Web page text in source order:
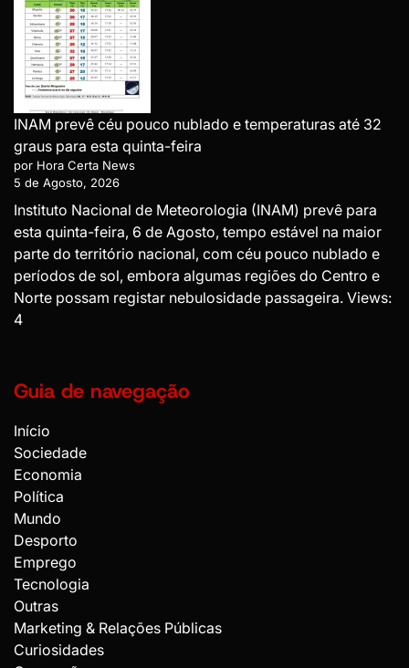
INAM prevê céu pouco nublado e temperaturas até 32
graus para esta quinta-feira
por Hora Certa News
5 de Agosto, 2026
Instituto Nacional de Meteorologia (INAM) prevê para
esta quinta-feira, 6 de Agosto, tempo estável na maior
parte do território nacional, com céu pouco nublado e
períodos de sol, embora algumas regiões do Centro e
Norte possam registar nebulosidade passageira. Views:
4
Guia de navegação
Início
Sociedade
Economia
Política
Mundo
Desporto
Emprego
Tecnologia
Outras
Marketing & Relações Públicas
Curiosidades